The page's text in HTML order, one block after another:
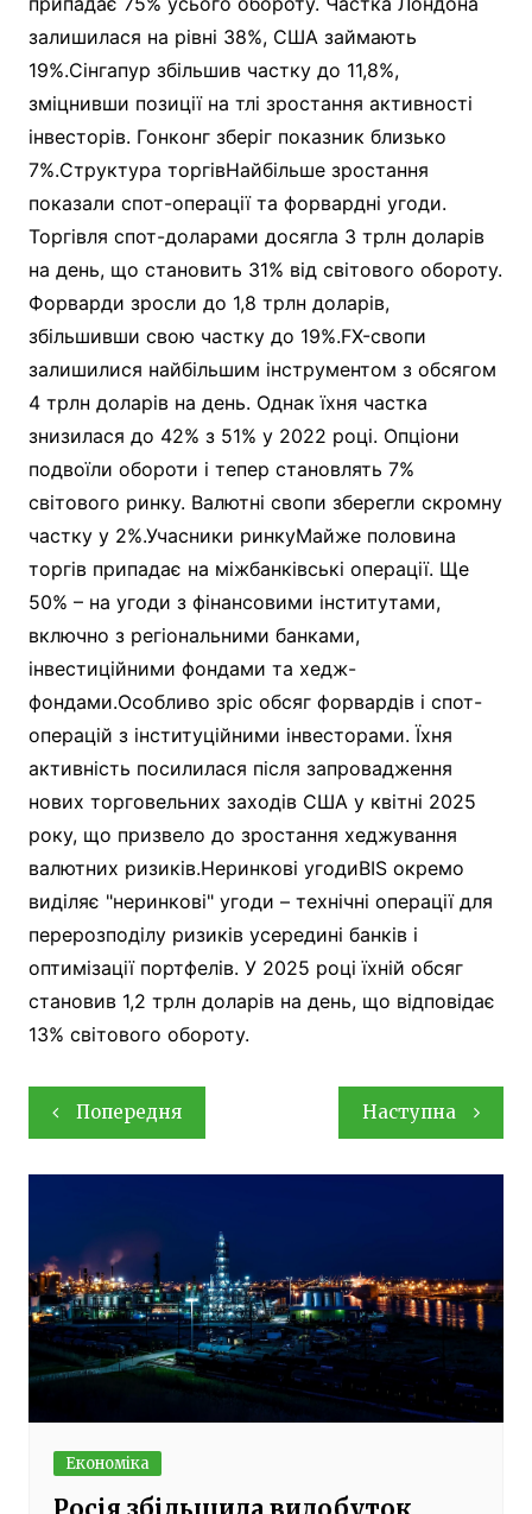
залишилася на рівні 38%, США займають
19%.Сінгапур збільшив частку до 11,8%,
зміцнивши позиції на тлі зростання активності
інвесторів. Гонконг зберіг показник близько
7%.Структура торгівНайбільше зростання
показали спот-операції та форвардні угоди.
Торгівля спот-доларами досягла 3 трлн доларів
на день, що становить 31% від світового обороту.
Форварди зросли до 1,8 трлн доларів,
збільшивши свою частку до 19%.FX-свопи
залишилися найбільшим інструментом з обсягом
4 трлн доларів на день. Однак їхня частка
знизилася до 42% з 51% у 2022 році. Опціони
подвоїли обороти і тепер становлять 7%
світового ринку. Валютні свопи зберегли скромну
частку у 2%.Учасники ринкуМайже половина
торгів припадає на міжбанківські операції. Ще
50% – на угоди з фінансовими інститутами,
включно з регіональними банками,
інвестиційними фондами та хедж-
фондами.Особливо зріс обсяг форвардів і спот-
операцій з інституційними інвесторами. Їхня
активність посилилася після запровадження
нових торговельних заходів США у квітні 2025
року, що призвело до зростання хеджування
валютних ризиків.Неринкові угодиBIS окремо
виділяє "неринкові" угоди – технічні операції для
перерозподілу ризиків усередині банків і
оптимізації портфелів. У 2025 році їхній обсяг
становив 1,2 трлн доларів на день, що відповідає
13% світового обороту.
Навігація
записів
Попередня Наступна
Економіка